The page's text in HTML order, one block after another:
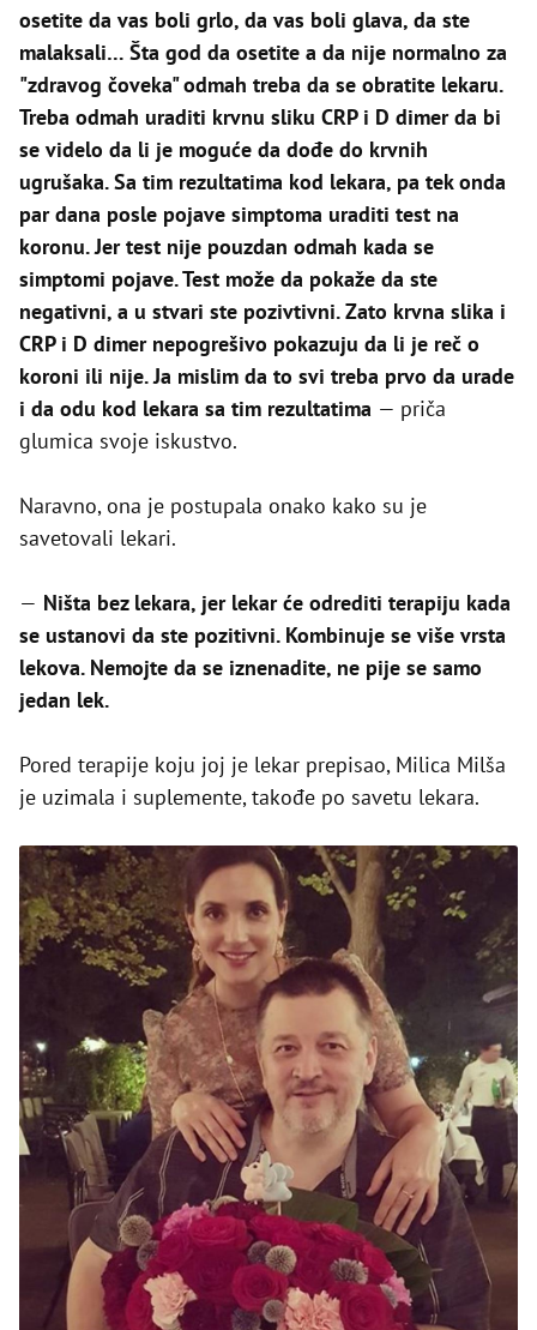
osetite da vas boli grlo, da vas boli glava, da ste
malaksali… Šta god da osetite a da nije normalno za
"zdravog čoveka" odmah treba da se obratite lekaru.
Treba odmah uraditi krvnu sliku CRP i D dimer da bi
se videlo da li je moguće da dođe do krvnih
ugrušaka. Sa tim rezultatima kod lekara, pa tek onda
par dana posle pojave simptoma uraditi test na
koronu. Jer test nije pouzdan odmah kada se
simptomi pojave. Test može da pokaže da ste
negativni, a u stvari ste pozivtivni. Zato krvna slika i
CRP i D dimer nepogrešivo pokazuju da li je reč o
koroni ili nije. Ja mislim da to svi treba prvo da urade
i da odu kod lekara sa tim rezultatima — priča
glumica svoje iskustvo.
Naravno, ona je postupala onako kako su je
savetovali lekari.
— Ništa bez lekara, jer lekar će odrediti terapiju kada
se ustanovi da ste pozitivni. Kombinuje se više vrsta
lekova. Nemojte da se iznenadite, ne pije se samo
jedan lek.
Pored terapije koju joj je lekar prepisao, Milica Milša
je uzimala i suplemente, takođe po savetu lekara.